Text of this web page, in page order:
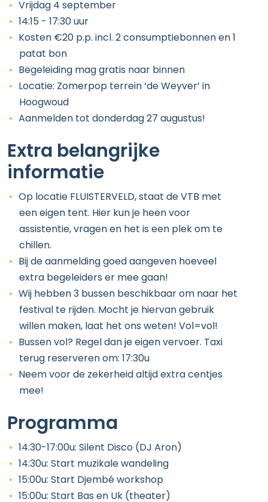
Vrijdag 4 september
14:15 - 17:30 uur
Kosten €20 p.p. incl. 2 consumptiebonnen en 1
patat bon
Begeleiding mag gratis naar binnen
Locatie: Zomerpop terrein ‘de Weyver’ in
Hoogwoud
Aanmelden tot donderdag 27 augustus!
Extra belangrijke
informatie
Op locatie FLUISTERVELD, staat de VTB met
een eigen tent. Hier kun je heen voor
assistentie, vragen en het is een plek om te
chillen.
Bij de aanmelding goed aangeven hoeveel
extra begeleiders er mee gaan!
Wij hebben 3 bussen beschikbaar om naar het
festival te rijden. Mocht je hiervan gebruik
willen maken, laat het ons weten! Vol=vol!
Bussen vol? Regel dan je eigen vervoer. Taxi
terug reserveren om: 17:30u
Neem voor de zekerheid altijd extra centjes
mee!
Programma
14:30-17:00u: Silent Disco (DJ Aron)
14:30u: Start muzikale wandeling
15:00u: Start Djembé workshop
15:00u: Start Bas en Uk (theater)